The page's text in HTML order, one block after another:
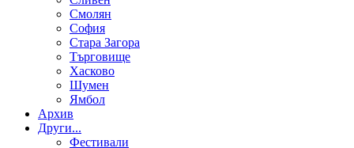
Смолян
София
Стара Загора
Търговище
Хасково
Шумен
Ямбол
Aрхив
Други...
Фестивали